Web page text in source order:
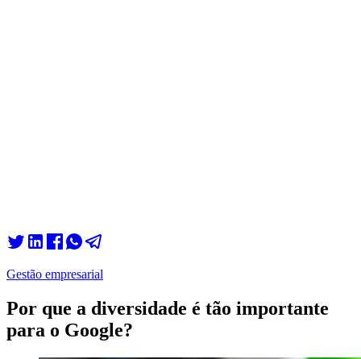
Gestão empresarial
Por que a diversidade é tão importante
para o Google?